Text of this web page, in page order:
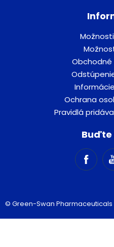
Ochrana
Pravidlá
Buďte
© Green-Swan Pharmaceuticals